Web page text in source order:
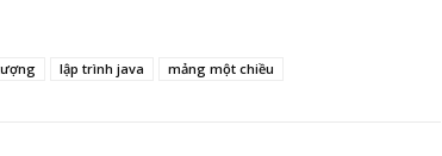
lập trình java mảng một chiều